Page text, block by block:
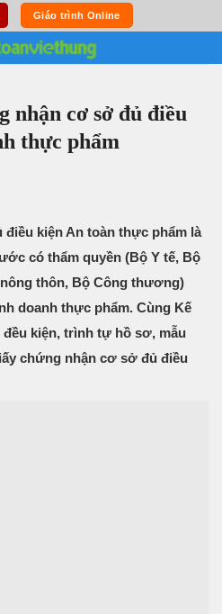
Giáo trình Online
nhận cơ sở đủ điều
thực phẩm
kiện An toàn thực phẩm là
có thẩm quyền (Bộ Y tế, Bộ
thôn, Bộ Công thương)
doanh thực phẩm. Cùng Kế
kiện, trình tự hồ sơ, mẫu
chứng nhận cơ sở đủ điều